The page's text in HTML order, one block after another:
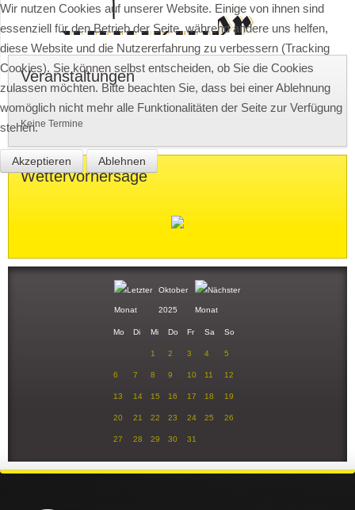
Veranstaltungen
Keine Termine
Wettervorhersage
Oktober
2025
Mo Di Mi Do Fr Sa So
1 2 3 4 5
6 7 8 9 10 11 12
13 14 15 16 17 18 19
20 21 22 23 24 25 26
27 28 29 30 31
Wir nutzen Cookies auf unserer Website. Einige von ihnen sind
essenziell für den Betrieb der Seite, während andere uns helfen,
diese Website und die Nutzererfahrung zu verbessern (Tracking
Cookies). Sie können selbst entscheiden, ob Sie die Cookies
zulassen möchten. Bitte beachten Sie, dass bei einer Ablehnung
womöglich nicht mehr alle Funktionalitäten der Seite zur Verfügung
stehen.
Akzeptieren Ablehnen